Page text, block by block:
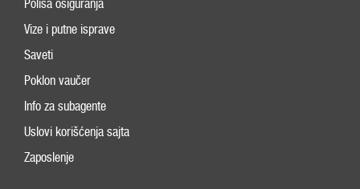
Polisa osiguranja
Vize i putne isprave
Saveti
Poklon vaučer
Info za subagente
Uslovi korišćenja sajta
Zaposlenje